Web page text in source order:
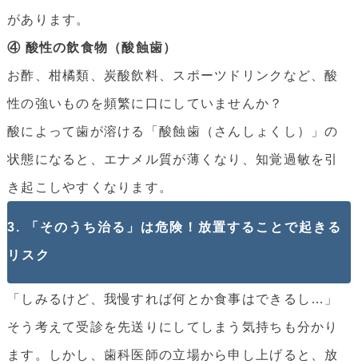
があります。
④ 酸性の飲食物（酸蝕歯）
お酢、柑橘類、炭酸飲料、スポーツドリンクなど、酸
性の強いものを頻繁に口にしていませんか？
酸によって歯が溶ける「酸蝕歯（さんしょくし）」の
状態になると、エナメル質が薄くなり、知覚過敏を引
き起こしやすくなります。
3. 「そのうち治る」は危険！放置することで起きる
リスク
「しみるけど、我慢すれば何とか食事はできるし…」
そう考えて受診を先送りにしてしまう気持ちも分かり
ます。しかし、歯科医師の立場から申し上げると、放